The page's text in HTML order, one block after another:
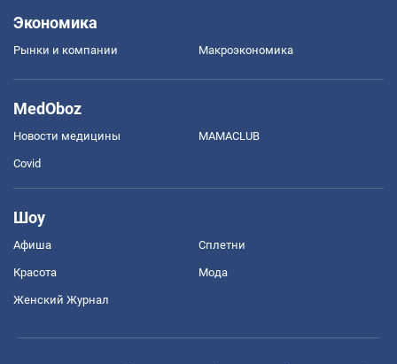
Экономика
Рынки и компании Mакроэкономика
MedOboz
Новости медицины MAMACLUB
Covid
Шоу
Афиша Сплетни
Красота Мода
Женский Журнал